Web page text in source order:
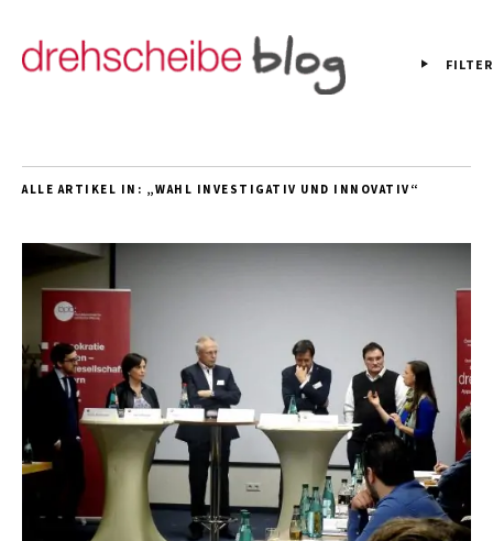
FILTER
ALLE ARTIKEL IN: „WAHL INVESTIGATIV UND INNOVATIV“